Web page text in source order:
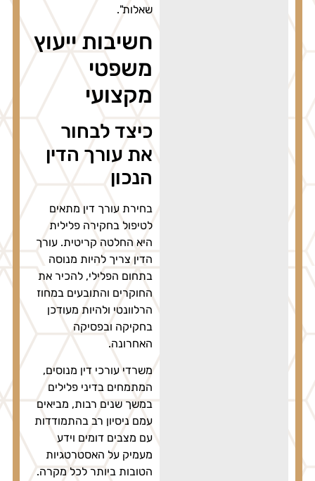
שאלות".
חשיבות ייעוץ
משפטי
מקצועי
כיצד לבחור
את עורך הדין
הנכון
בחירת עורך דין מתאים
לטיפול בחקירה פלילית
היא החלטה קריטית. עורך
הדין צריך להיות מנוסה
בתחום הפלילי, להכיר את
החוקרים והתובעים במחוז
הרלוונטי ולהיות מעודכן
בחקיקה ובפסיקה
האחרונה.
משרדי עורכי דין מנוסים,
המתמחים בדיני פלילים
במשך שנים רבות, מביאים
עמם ניסיון רב בהתמודדות
עם מצבים דומים וידע
מעמיק על האסטרטגיות
הטובות ביותר לכל מקרה.